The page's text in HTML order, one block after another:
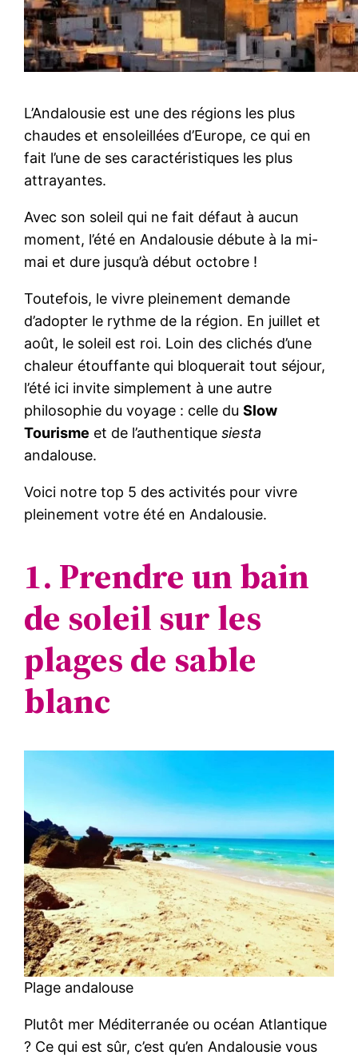
L’Andalousie est une des régions les plus
chaudes et ensoleillées d’Europe, ce qui en
fait l’une de ses caractéristiques les plus
attrayantes.
Avec son soleil qui ne fait défaut à aucun
moment, l’été en Andalousie débute à la mi-
mai et dure jusqu’à début octobre !
Toutefois, le vivre pleinement demande
d’adopter le rythme de la région. En juillet et
août, le soleil est roi. Loin des clichés d’une
chaleur étouffante qui bloquerait tout séjour,
l’été ici invite simplement à une autre
philosophie du voyage : celle duSlow
Tourisme et de l’authentiquesiesta
andalouse.
Voici notre top 5 des activités pour vivre
pleinement votre été en Andalousie.
1. Prendre un bain
de soleil sur les
plages de sable
blanc
Plage andalouse
Plutôt mer Méditerranée ou océan Atlantique
? Ce qui est sûr, c’est qu’en Andalousie vous